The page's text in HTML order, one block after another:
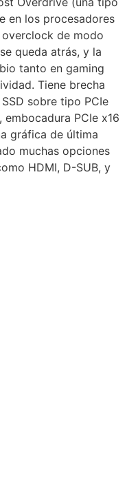
en los procesadores
de modo
queda atrás, y la
tanto en gaming
Tiene brecha
sobre tipo PCIe
PCIe x16
gráfica de última
muchas opciones
HDMI, D-SUB, y